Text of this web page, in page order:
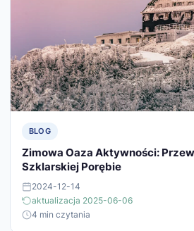
BLOG
Zimowa Oaza Aktywności:
Szklarskiej Porębie
2024-12-14
aktualizacja 2025-06-06
4 min czytania